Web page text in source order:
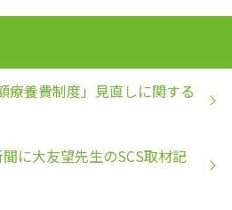
療養費制度」見直しに関する
聞に大友望先生のSCS取材記